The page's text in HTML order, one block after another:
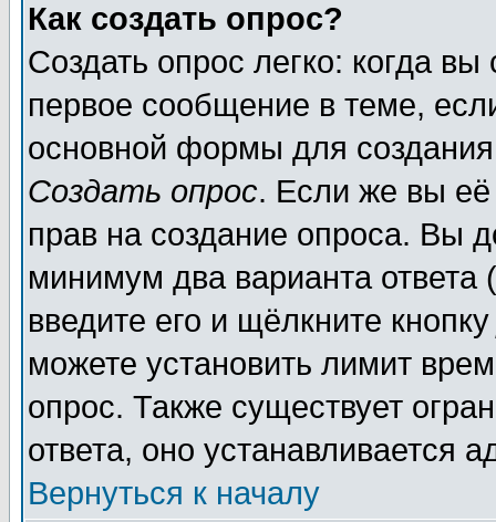
Как создать опрос?
Создать опрос легко: когда
первое сообщение в теме,
основной формы для
Создать опрос. Если же вы её
прав на создание опроса. Вы
минимум два варианта ответа
введите его и щёлкните
можете установить лимит
опрос. Также существует
ответа, оно устанавливается
Вернуться к началу